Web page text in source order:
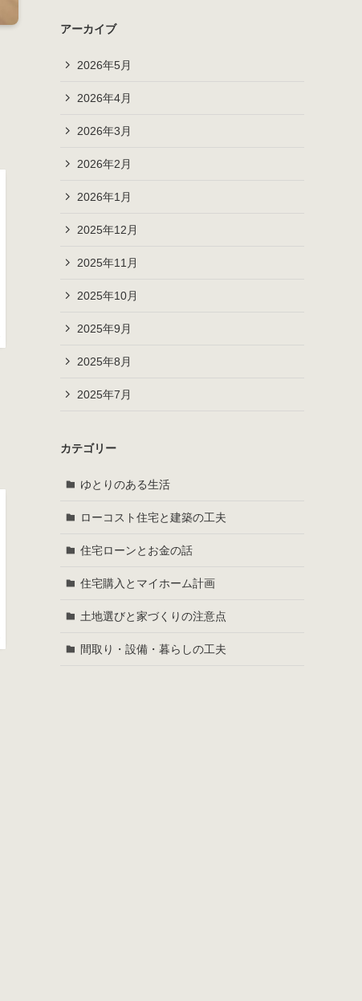
アーカイブ
2026年5月
2026年4月
2026年3月
2026年2月
2026年1月
2025年12月
2025年11月
2025年10月
2025年9月
2025年8月
2025年7月
カテゴリー
ゆとりのある生活
ローコスト住宅と建築の工夫
住宅ローンとお金の話
住宅購入とマイホーム計画
土地選びと家づくりの注意点
間取り・設備・暮らしの工夫